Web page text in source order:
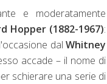
e moderatamente
Hopper (1882-1967):
dalWhitney
accade – il nome di
schierare una serie di